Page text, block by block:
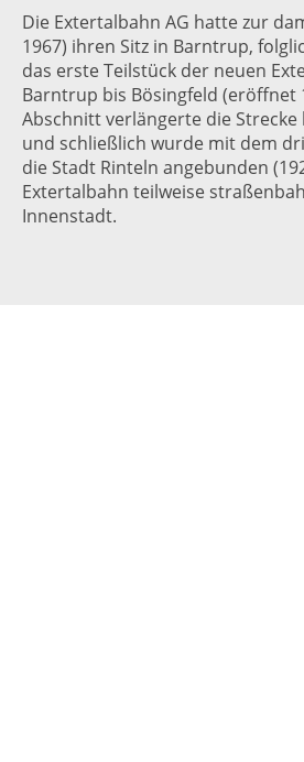
Die Extertalbahn AG hatte zur
1967) ihren Sitz in Barntrup,
das erste Teilstück der neuen
Barntrup bis Bösingfeld (eröffnet
Abschnitt verlängerte die Strecke
und schließlich wurde mit dem
die Stadt Rinteln angebunden
Extertalbahn teilweise
Innenstadt.